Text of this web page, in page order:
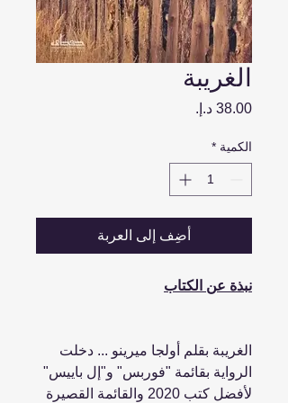
الغريبة
الكمية *
أضِف إلى العربة
نبذة عن الكتاب
الغريبة بقلم أولجا ميرينو ... دخلت
الرواية بقائمة "فوربس" و"إل باييس"
لأفضل كتب 2020 والقائمة القصيرة